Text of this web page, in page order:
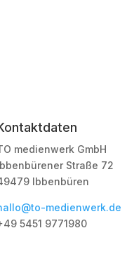
medienwerk GmbH
Straße 72
Ibbenbüren
medienwerk.de
5451 9771980